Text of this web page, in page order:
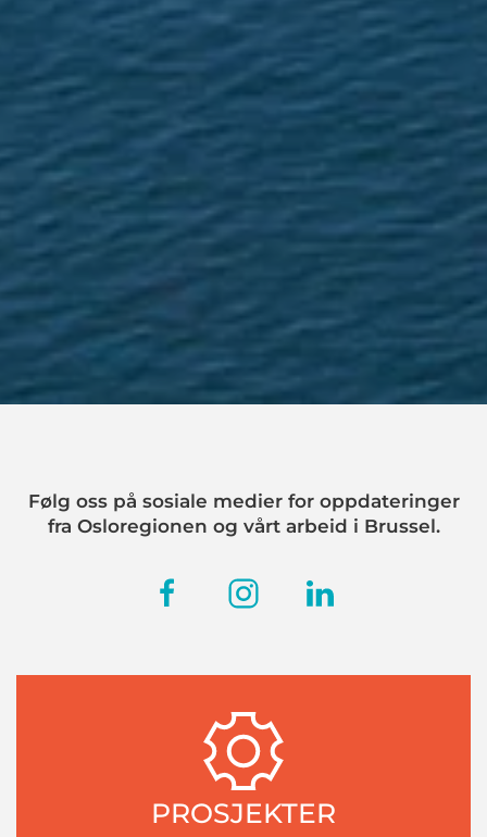
Følg oss på sosiale medier for oppdateringer
fra Osloregionen og vårt arbeid i Brussel.
PROSJEKTER